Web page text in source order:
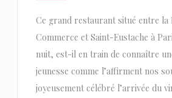
Ce grand restaurant situé entre la
Commerce et Saint-Eustache à
nuit, est-il en train de connaître
jeunesse comme l’affirment nos
joyeusement célébré l’arrivée du